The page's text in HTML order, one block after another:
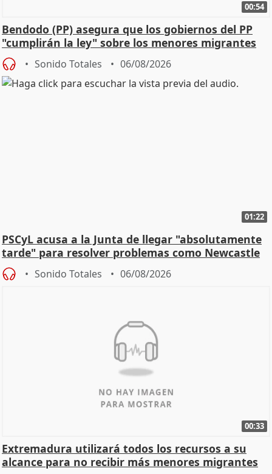
00:54
Bendodo (PP) asegura que los gobiernos del PP
"cumplirán la ley" sobre los menores migrantes
Sonido Totales 06/08/2026
01:22
PSCyL acusa a la Junta de llegar "absolutamente
tarde" para resolver problemas como Newcastle
Sonido Totales 06/08/2026
00:33
Extremadura utilizará todos los recursos a su
alcance para no recibir más menores migrantes